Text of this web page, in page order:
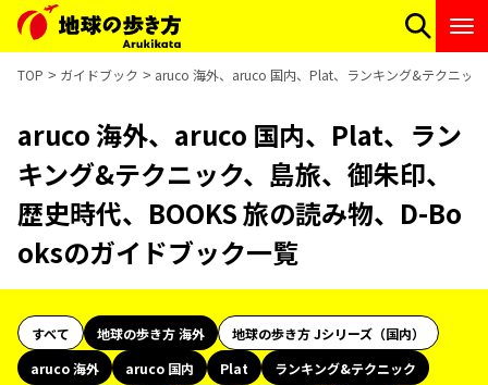
TOP ガイドブック aruco 海外、aruco 国内、Plat、ランキング&テクニッ
aruco 海外、aruco 国内、Plat、ラン
キング&テクニック、島旅、御朱印、
歴史時代、BOOKS 旅の読み物、D-Bo
oksのガイドブック一覧
すべて 地球の歩き方 海外
地球の歩き方 Jシリーズ（国内）
aruco 海外
aruco 国内 Plat
ランキング&テクニック